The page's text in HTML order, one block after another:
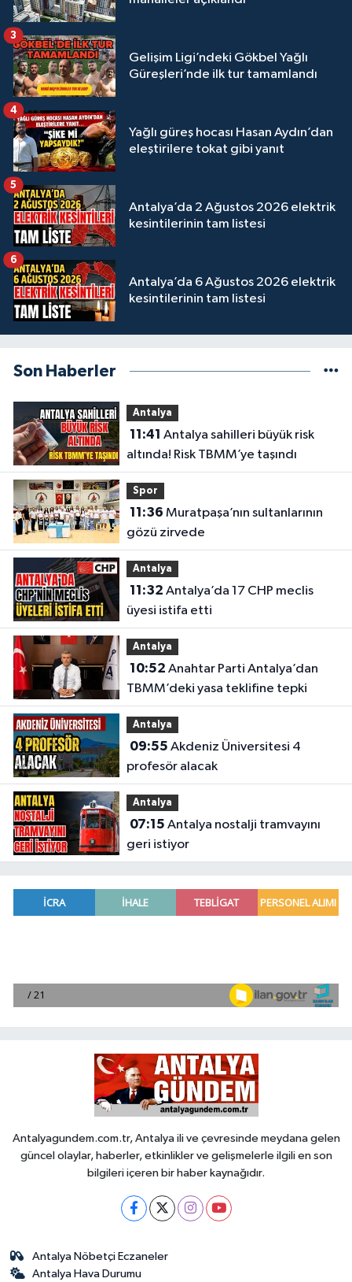
Gelişim Ligi’ndeki Gökbel Yağlı
Güreşleri’nde ilk tur tamamlandı
3
Yağlı güreş hocası Hasan Aydın’dan
eleştirilere tokat gibi yanıt
4
Antalya’da 2 Ağustos 2026 elektrik
kesintilerinin tam listesi
5
Antalya’da 6 Ağustos 2026 elektrik
kesintilerinin tam listesi
6
Son Haberler
Antalya
11:41
altında! Risk TBMM’ye taşındı
Spor
11:36
gözü zirvede
Antalya
11:32
üyesi istifa etti
Antalya
10:52
TBMM’deki yasa teklifine tepki
Antalya
09:55
profesör alacak
Antalya
07:15
geri istiyor
Antalyagundem.com.tr, Antalya ili ve çevresinde meydana gelen
güncel olaylar, haberler, etkinlikler ve gelişmelerle ilgili en son
bilgileri içeren bir haber kaynağıdır.
Antalya Nöbetçi Eczaneler
Antalya Hava Durumu